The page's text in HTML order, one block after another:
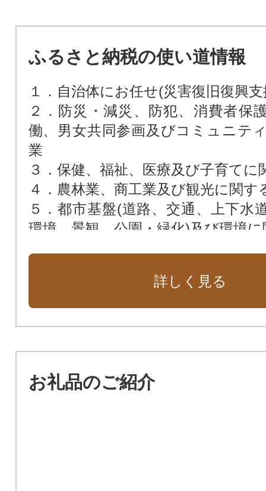
ふるさと納税の使い道情報
１．自治体にお任せ(災害復旧復興
２．防災・減災、防犯、消費者保
働、男女共同参画及びコミュニテ
業
３．保健、福祉、医療及び子育てに
４．農林業、商工業及び観光に関す
５．都市基盤(道路、交通、上下水
環境、景観、公園・緑化)及び環境
詳しく見る
お礼品のご紹介